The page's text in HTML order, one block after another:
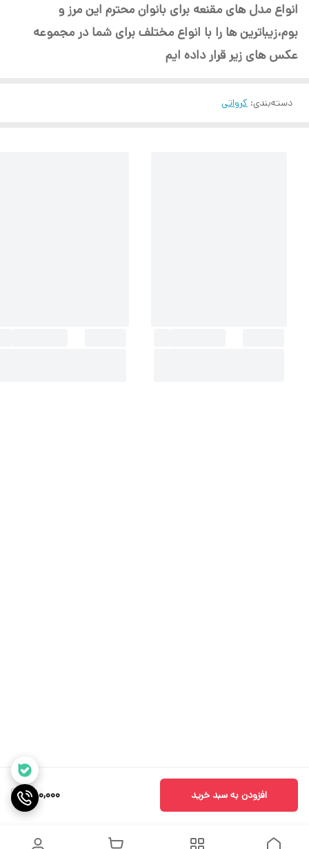
580,000 افزودن به سبد خرید
انواع مدل های مقنعه برای بانوان محترم این مرز و
بوم،زیباترین ها را با انواع مختلف برای شما در مجموعه
عکس های زیر قرار داده ایم
دسته‌بندی: کرواتی